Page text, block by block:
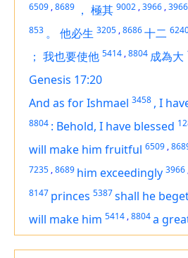
6509 ,8689 ， 極其 9002 ,3966 ,3966
853 。 他必生 3205 ,8686十二
； 我也要使他 5414 ,8804 成為大
Genesis 17:20
And as for Ishmael 3458 , I
8804 : Behold, I have blessed
will make him fruitful 6509 ,
7235 ,8689 him exceedingly 3966
8147 princes 5387shall he
will make him 5414 ,8804a